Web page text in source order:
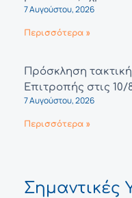
7 Αυγούστου, 2026
Περισσότερα »
Πρόσκληση
Επιτροπής στις 10/
7 Αυγούστου, 2026
Περισσότερα »
Σημαντικές